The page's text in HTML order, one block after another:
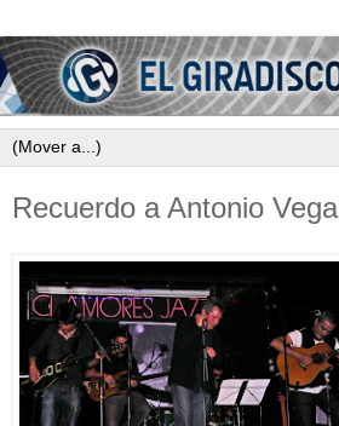
Recuerdo a Antonio Vega